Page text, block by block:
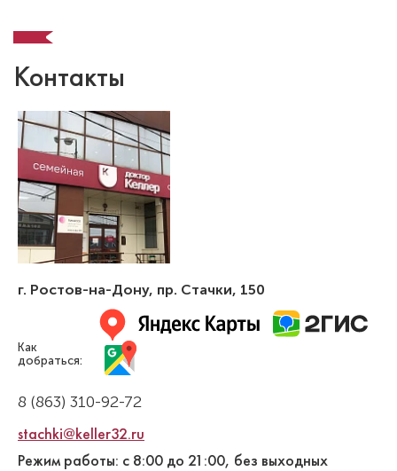
Контакты
г. Ростов-на-Дону, пр. Стачки, 150
Как
добраться:
8 (863) 310-92-72
stachki@keller32.ru
Режим работы: с 8:00 до 21:00, без выходных